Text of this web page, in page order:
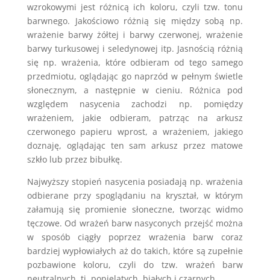
wzrokowymi jest różnicą ich koloru, czyli tzw. tonu
barwnego. Jakościowo różnią się między sobą np.
wrażenie barwy żółtej i barwy czerwonej, wrażenie
barwy turkusowej i seledynowej itp. Jasnością różnią
się np. wrażenia, które odbieram od tego samego
przedmiotu, oglądając go naprzód w pełnym świetle
słonecznym, a następnie w cieniu. Różnica pod
względem nasycenia zachodzi np. pomiędzy
wrażeniem, jakie odbieram, patrząc na arkusz
czerwonego papieru wprost, a wrażeniem, jakiego
doznaję, oglądając ten sam arkusz przez matowe
szkło lub przez bibułkę.
Najwyższy stopień nasycenia posiadają np. wrażenia
odbierane przy spoglądaniu na kryształ, w którym
załamują się promienie słoneczne, tworząc widmo
tęczowe. Od wrażeń barw nasyconych przejść można
w sposób ciągły poprzez wrażenia barw coraz
bardziej wypłowiałych aż do takich, które są zupełnie
pozbawione koloru, czyli do tzw. wrażeń barw